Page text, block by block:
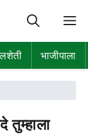
भाजीपाला
तुम्हाला